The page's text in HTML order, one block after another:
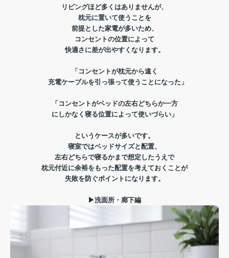
リビングほど多くはありませんが、
枕元に置いて使うことを
前提とした家電が多いため、
コンセントの位置によって
快適さに差が出やすくなります。
「コンセントが枕元から遠く
充電ケーブルを引っ張って使うことになった」
「コンセントがベッドの左右どちらか一方
にしかなく寝る位置によって使いづらい」
というケースが多いです。
寝室ではベッドサイズと配置、
左右どちらで寝るかまで想定したうえで
枕元付近に余裕をもった配置を考えておくことが
失敗を防ぐポイントになります。
▶洗面所・廊下編